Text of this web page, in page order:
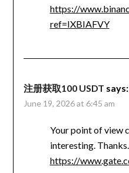
https://
ref=IXBIAFVY
注册获取100 USDT says:
June 19, 2026 at 6:45 am
Your point of view
interesting.
https://